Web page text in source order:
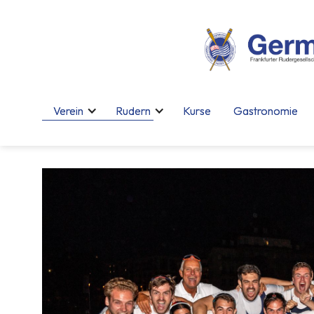
Verein
Verein Rudern
Rudern Kurse
Kurse Gastronomie
Gastronomie